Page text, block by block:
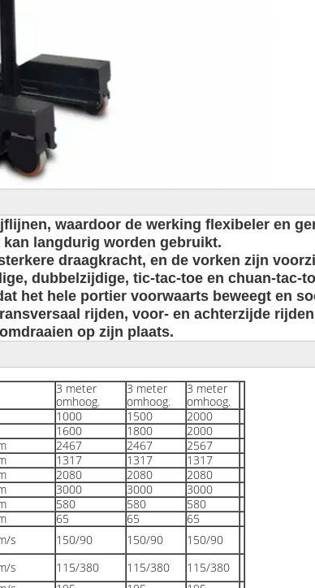
waardoor de werking flexibeler en
langdurig worden gebruikt.
draagkracht, en de vorken zijn
dubbelzijdige, tic-tac-toe en chuan-tac-
het hele portier voorwaarts beweegt en
rijden, voor- en achterzijde
op zijn plaats.
3 meter
omhoog.
3 meter
omhoog.
3 meter
omhoog.
1000 1500
2000
1600 1800
2000
2467 2467
2567
1317 1317
1317
2080 2080
2080
3000 3000
3000
580 580
580
65 65
65
s 150/90 150/90
150/90
s 115/380 115/380
115/380